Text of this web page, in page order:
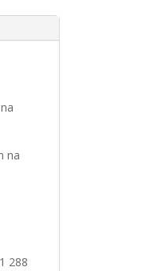
na
288